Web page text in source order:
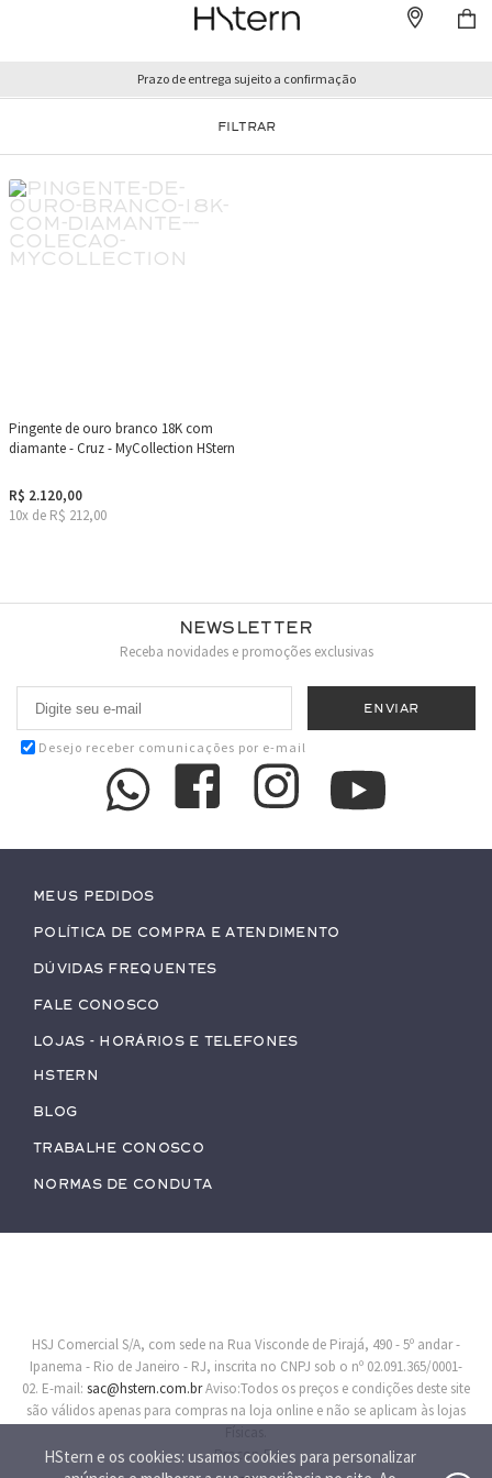
HStern e os cookies: usamos cookies para personalizar
Prazo de entrega sujeito a confirmação
FILTRAR
Pingente de ouro branco 18K com
diamante - Cruz - MyCollection HStern
R$ 2.120,00
10x de R$ 212,00
Newsletter
Receba novidades e promoções exclusivas
Desejo receber comunicações por e-mail
Meus pedidos
Política de Compra e Atendimento
Dúvidas Frequentes
Fale conosco
Lojas - Horários e Telefones
HStern
Blog
Trabalhe conosco
Normas de Conduta
HSJ Comercial S/A, com sede na Rua Visconde de Pirajá, 490 - 5º andar -
Ipanema - Rio de Janeiro - RJ, inscrita no CNPJ sob o nº 02.091.365/0001-
02. E-mail: sac@hstern.com.brAviso:Todos os preços e condições deste site
são válidos apenas para compras na loja online e não se aplicam às lojas
Procon-RJ